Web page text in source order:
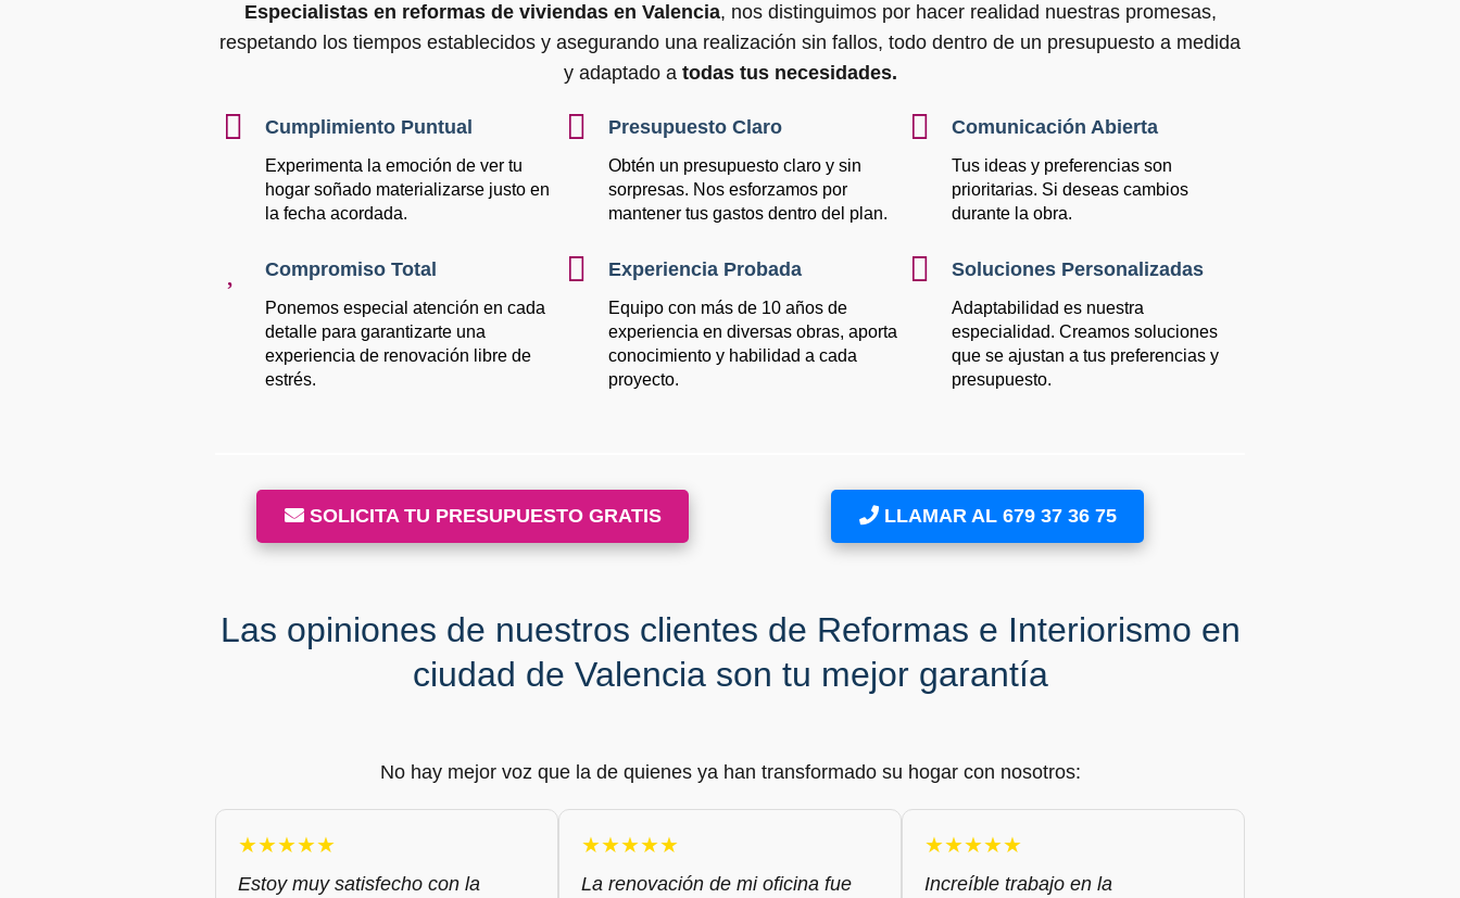
Especialistas en reformas de viviendas en Valencia, nos distinguimos por hacer realidad nuestras promesas,
respetando los tiempos establecidos y asegurando una realización sin fallos, todo dentro de un presupuesto a medida
y adaptado atodas tus necesidades.
Cumplimiento Puntual
Experimenta la emoción de ver tu
hogar soñado materializarse justo en
la fecha acordada.
Presupuesto Claro
Obtén un presupuesto claro y sin
sorpresas. Nos esforzamos por
mantener tus gastos dentro del plan.
Comunicación Abierta
Tus ideas y preferencias son
prioritarias. Si deseas cambios
durante la obra.
Compromiso Total
Ponemos especial atención en cada
detalle para garantizarte una
experiencia de renovación libre de
estrés.
Experiencia Probada
Equipo con más de 10 años de
experiencia en diversas obras, aporta
conocimiento y habilidad a cada
proyecto.
Soluciones Personalizadas
Adaptabilidad es nuestra
especialidad. Creamos soluciones
que se ajustan a tus preferencias y
presupuesto.
SOLICITA TU PRESUPUESTO GRATIS LLAMAR AL 679 37 36 75
Las opiniones de nuestros clientes de Reformas e Interiorismo en
ciudad de Valencia son tu mejor garantía
No hay mejor voz que la de quienes ya han transformado su hogar con nosotros:
★★★★★
Estoy muy satisfecho con la
★★★★★
La renovación de mi oficina fue
★★★★★
Increíble trabajo en la